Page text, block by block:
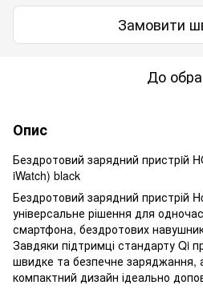
Замовити
До
Опис
Бездротовий зарядний пристрiй
iWatch) black
Бездротовий зарядний пристрій
універсальне рішення для
смартфона, бездротових
Завдяки підтримці стандарту Qi
швидке та безпечне заряджання,
компактний дизайн ідеально